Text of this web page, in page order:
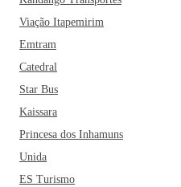
até forró, levando artistas
a folia na cidade. O
CarnaTrevo, além dos
Viação Itapemirim
Emtram
Catedral
Star Bus
Kaissara
Princesa dos Inhamuns
Unida
ES Turismo